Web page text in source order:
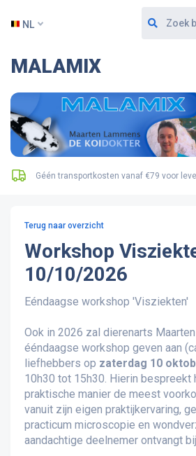
NL
MALAMIX
Géén transportkosten vanaf €79 voor
Terug naar overzicht
Workshop
10/10/2026
Eéndaagse workshop 'Visziekten'
Ook in 2026 zal dierenarts
ééndaagse workshop geven aan
liefhebbers op zaterdag 10
10h30 tot 15h30. Hierin bespreekt
praktische manier de meest
vanuit zijn eigen praktijkervaring,
practicum microscopie en
aandachtige deelnemer ontvangt